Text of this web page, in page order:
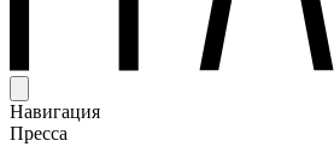
Навигация
Пресса